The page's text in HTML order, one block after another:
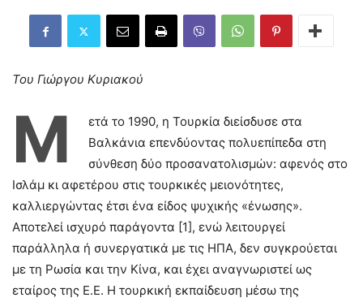
Του Γιώργου Κυριακού
Μ
ετά το 1990, η Τουρκία διείσδυσε στα
Βαλκάνια επενδύοντας πολυεπίπεδα στη
σύνθεση δύο προσανατολισμών: αφενός στο
Ισλάμ κι αφετέρου στις τουρκικές μειονότητες,
καλλιεργώντας έτσι ένα είδος ψυχικής «ένωσης».
Αποτελεί ισχυρό παράγοντα [1], ενώ λειτουργεί
παράλληλα ή συνεργατικά με τις ΗΠΑ, δεν συγκρούεται
με τη Ρωσία και την Κίνα, και έχει αναγνωριστεί ως
εταίρος της Ε.Ε. Η τουρκική εκπαίδευση μέσω της